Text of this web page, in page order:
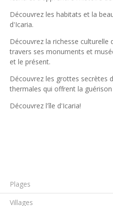
Découvrez les habitats et la
d'Icaria.
Découvrez la richesse culturelle
travers ses monuments et
et le présent.
Découvrez les grottes secrètes
thermales qui offrent la
Découvrez l'île d'Icaria!
Plages
Villages